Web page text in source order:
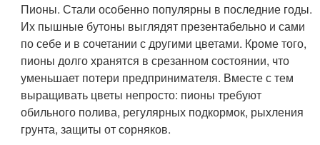
Пионы. Стали особенно популярны в последние годы.
Их пышные бутоны выглядят презентабельно и сами
по себе и в сочетании с другими цветами. Кроме того,
пионы долго хранятся в срезанном состоянии, что
уменьшает потери предпринимателя. Вместе с тем
выращивать цветы непросто: пионы требуют
обильного полива, регулярных подкормок, рыхления
грунта, защиты от сорняков.